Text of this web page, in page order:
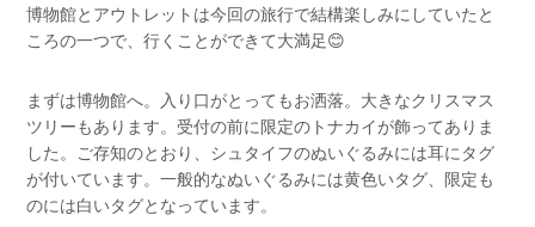
博物館とアウトレットは今回の旅行で結構楽しみにしていたと
ころの一つで、行くことができて大満足😊
まずは博物館へ。入り口がとってもお洒落。大きなクリスマス
ツリーもあります。受付の前に限定のトナカイが飾ってありま
した。ご存知のとおり、シュタイフのぬいぐるみには耳にタグ
が付いています。一般的なぬいぐるみには黄色いタグ、限定も
のには白いタグとなっています。